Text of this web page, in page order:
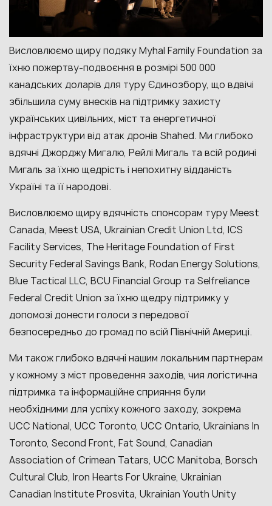
Висловлюємо щиру подяку Myhal Family Foundation за
їхню пожертву-подвоєння в розмірі 500 000
канадських доларів для туру Єдинозбору, що вдвічі
збільшила сумувнесків на підтримку захисту
українських цивільних, міст та енергетичної
інфраструктури від атак дронів Shahed. Ми глибоко
вдячні Джорджу Мигалю, Рейлі Мигаль та всій родині
Мигаль за їхню щедрість і непохитну відданість
Україні та її народові.
Висловлюємо щиру вдячність спонсорам туру Meest
Canada, Meest USA, Ukrainian Credit Union Ltd, ICS
Facility Services, The Heritage Foundation of First
Security Federal Savings Bank, Rodan Energy Solutions,
Blue Tactical LLC, BCU Financial Group та Selfreliance
Federal Credit Union за їхню щедру підтримку у
допомозі донести голоси з передової
безпосередньо до громад по всій Північній Америці.
Ми також глибоко вдячні нашим локальним партнерам
у кожному з міст проведення заходів, чия логістична
підтримка та інформаційне сприяння були
необхідними для успіху кожного заходу, зокрема
UCC National, UCC Toronto, UCC Ontario, Ukrainians In
Toronto, Second Front, Fat Sound, Canadian
Association of Crimean Tatars, UCC Manitoba, Borsch
Cultural Club, Iron Hearts For Ukraine, Ukrainian
Canadian Institute Prosvita, Ukrainian Youth Unity